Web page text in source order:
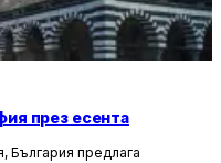
през есента
България предлага